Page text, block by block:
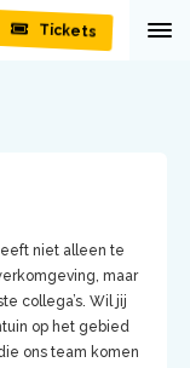
Tickets
niet alleen te
maar
collega’s. Wil jij
op het gebied
ons team komen